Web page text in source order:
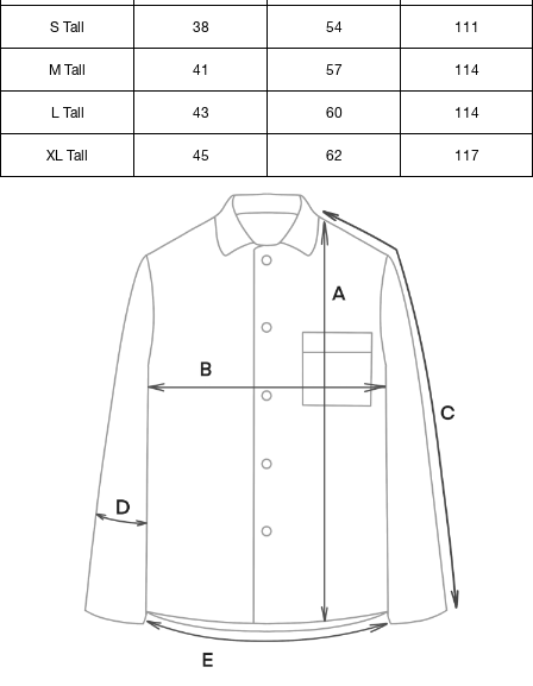
S Tall 38 54 111
M Tall 41 57 114
L Tall 43 60 114
XL Tall 45 62 117